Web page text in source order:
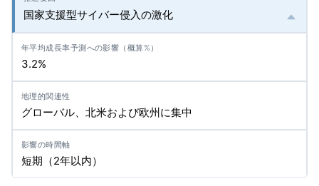
国家支援型サイバー侵入の激化
3.2%
グローバル、北米および欧州に集中
短期（2年以内）